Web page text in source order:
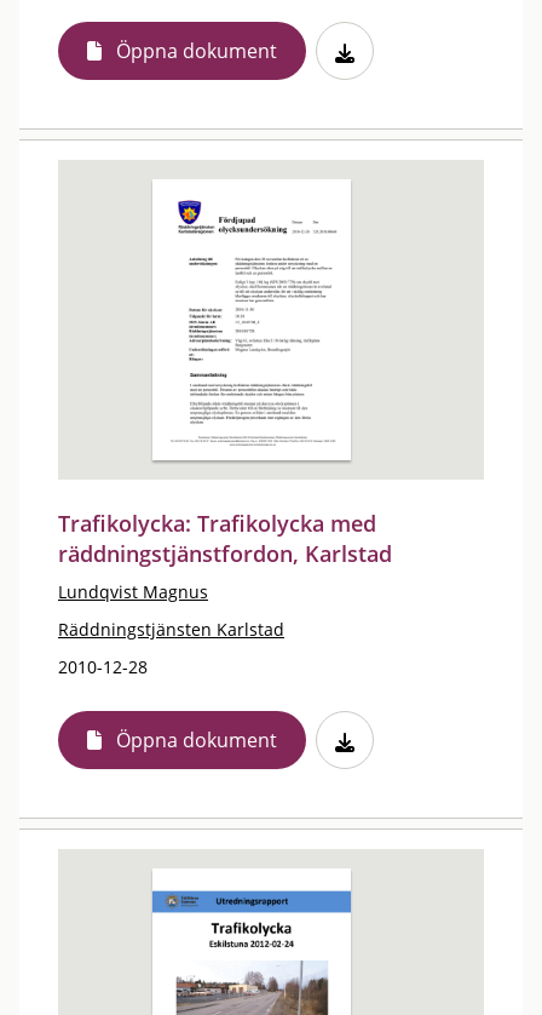
Öppna dokument
Trafikolycka: Trafikolycka med
räddningstjänstfordon, Karlstad
Lundqvist Magnus
Räddningstjänsten Karlstad
2010-12-28
Öppna dokument